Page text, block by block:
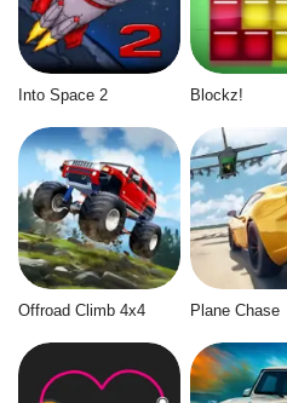
Into Space 2 Blockz!
Offroad Climb 4x4 Plane Chase